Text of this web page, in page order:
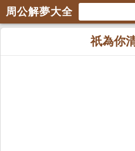
周公解夢大全
祇為你